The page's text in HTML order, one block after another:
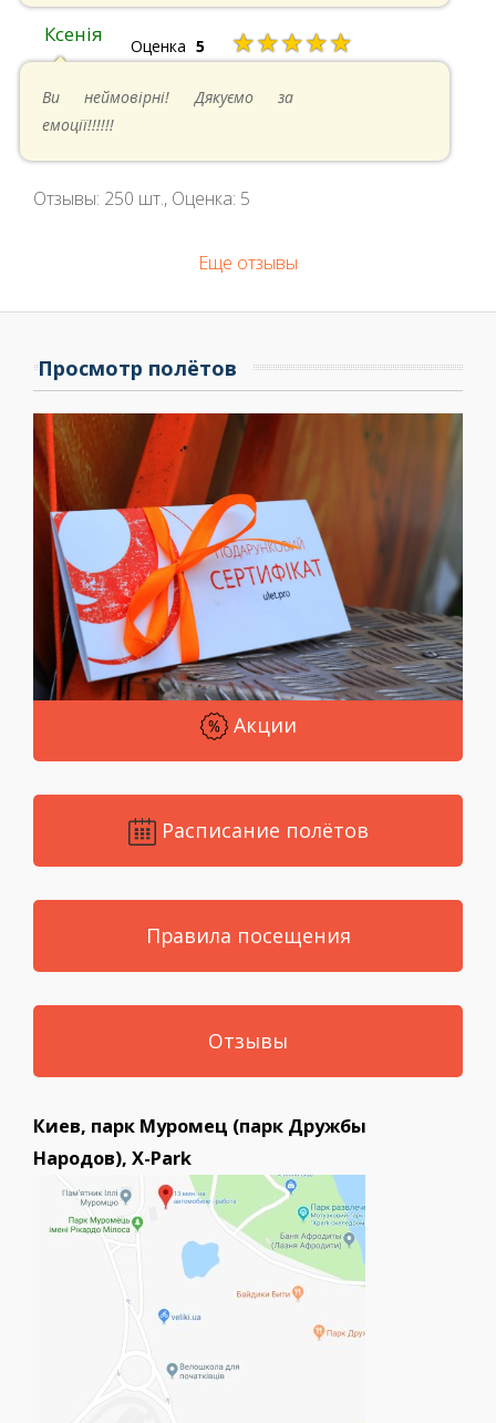
Ксенія Оценка 5 ★★★★★
Ви неймовірні! Дякуємо за
емоції!!!!!!
Отзывы: 250 шт., Оценка: 5
Еще отзывы
Просмотр полётов
Акции
Расписание полётов
Правила посещения
Отзывы
Киев, парк Муромец (парк Дружбы
Народов), X-Park